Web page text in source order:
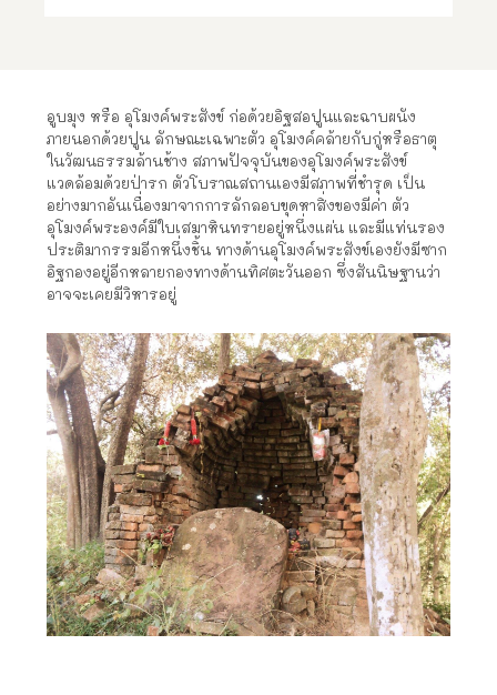
อูบมุง หรือ อุโมงค์พระสังข์ ก่อด้วยอิฐสอปูนและฉาบผนัง
ภายนอกด้วยปูน ลักษณะเฉพาะตัว อุโมงค์คล้ายกับกู่หรือธาตุ
ในวัฒนธรรมล้านช้าง สภาพปัจจุบันของอุโมงค์พระสังข์
แวดล้อมด้วยป่ารก ตัวโบราณสถานเองมีสภาพที่ชำรุด เป็น
อย่างมากอันเนื่องมาจากการลักลอบขุดหาสิ่งของมีค่า ตัว
อุโมงค์พระองค์มีใบเสมาหินทรายอยู่หนึ่งแผ่น และมีแท่นรอง
ประติมากรรมอีกหนึ่งชิ้น ทางด้านอุโมงค์พระสังข์เองยังมีซาก
อิฐกองอยู่อีกหลายกองทางด้านทิศตะวันออก ซึ่งสันนิษฐานว่า
อาจจะเคยมีวิหารอยู่